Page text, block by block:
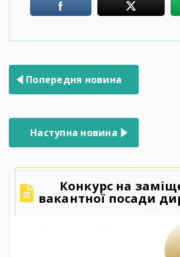
Навігація
записів
Попередня новина
Наступна новина
Конкурс на
вакантної посади
Державного
закладу
агропромисловий
професійної